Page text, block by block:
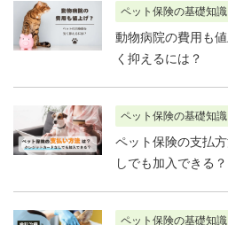
ペット保険の基礎知識
動物病院の費用も
く抑えるには？
ペット保険の基礎知識
ペット保険の支払
しでも加入できる？
ペット保険の基礎知識